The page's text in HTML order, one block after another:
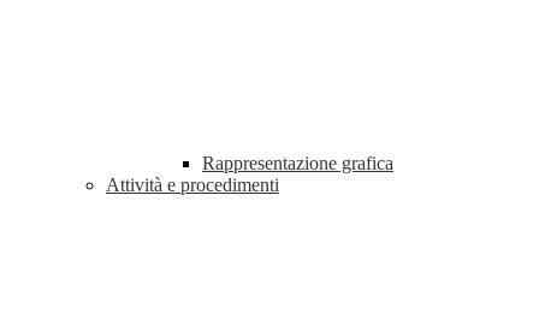
Rappresentazione grafica
Attività e procedimenti